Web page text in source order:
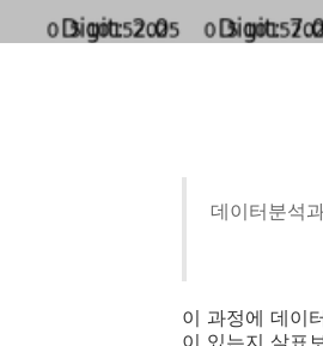
데이터분석
이 과정에 데이
이 있는지 살표